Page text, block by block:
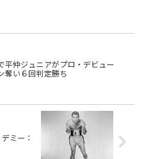
平仲ジュニアがプロ・デビュー
奪い６回判定勝ち
ミー：